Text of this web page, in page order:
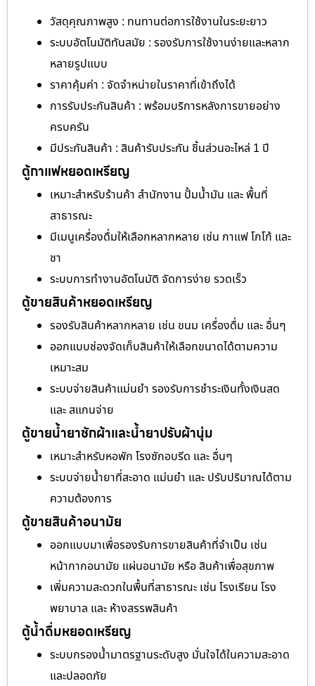
วัสดุคุณภาพสูง : ทนทานต่อการใช้งานในระยะยาว
ระบบอัตโนมัติทันสมัย : รองรับการใช้งานง่ายและหลาก
หลายรูปแบบ
ราคาคุ้มค่า : จัดจำหน่ายในราคาที่เข้าถึงได้
การรับประกันสินค้า : พร้อมบริการหลังการขายอย่าง
ครบครัน
มีประกันสินค้า : สินค้ารับประกัน ชิ้นส่วนอะไหล่ 1 ปี
ตู้กาแฟหยอดเหรียญ
เหมาะสำหรับร้านค้า สำนักงาน ปั้มน้ำมัน และ พื้นที่
สาธารณะ
มีเมนูเครื่องดื่มให้เลือกหลากหลาย เช่น กาแฟ โกโก้ และ
ชา
ระบบการทำงานอัตโนมัติ จัดการง่าย รวดเร็ว
ตู้ขายสินค้าหยอดเหรียญ
รองรับสินค้าหลากหลาย เช่น ขนม เครื่องดื่ม และ อื่นๆ
ออกแบบช่องจัดเก็บสินค้าให้เลือกขนาดได้ตามความ
เหมาะสม
ระบบจ่ายสินค้าแม่นยำ รองรับการชำระเงินทั้งเงินสด
และ สแกนจ่าย
ตู้ขายน้ำยาซักผ้าและน้ำยาปรับผ้านุ่ม
เหมาะสำหรับหอพัก โรงซักอบรีด และ อื่นๆ
ระบบจ่ายน้ำยาที่สะอาด แม่นยำ และ ปรับปริมาณได้ตาม
ความต้องการ
ตู้ขายสินค้าอนามัย
ออกแบบมาเพื่อรองรับการขายสินค้าที่จำเป็น เช่น
หน้ากากอนามัย แผ่นอนามัย หรือ สินค้าเพื่อสุขภาพ
เพิ่มความสะดวกในพื้นที่สาธารณะ เช่น โรงเรียน โรง
พยาบาล และ ห้างสรรพสินค้า
ตู้น้ำดื่มหยอดเหรียญ
ระบบกรองน้ำมาตรฐานระดับสูง มั่นใจได้ในความสะอาด
และปลอดภัย